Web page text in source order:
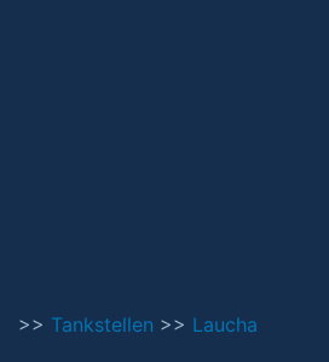
>> Tankstellen >> Laucha